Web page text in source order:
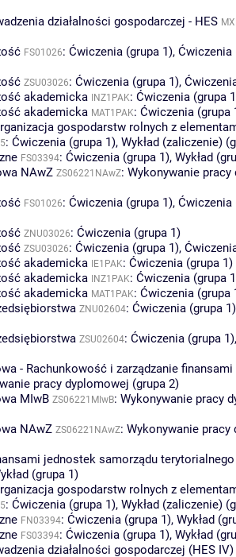
działalności gospodarczej - HES
FS01026: Ćwiczenia (grupa 1), Ćwiczenia
ZSU03026: Ćwiczenia (grupa 1),
akademicka INZ1PAK: Ćwiczenia (grupa
akademicka MAT1PAK: Ćwiczenia (grupa
gospodarstw rolnych z
: Ćwiczenia (grupa 1), Wykład (zaliczenie)
FS03394: Ćwiczenia (grupa 1), Wykład
NAwZ ZS06221NAwZ: Wykonywanie
FS01026: Ćwiczenia (grupa 1), Ćwiczenia
ZNU03026: Ćwiczenia (grupa 1)
ZSU03026: Ćwiczenia (grupa 1),
akademicka IE1PAK: Ćwiczenia (grupa 1)
akademicka INZ1PAK: Ćwiczenia (grupa
akademicka MAT1PAK: Ćwiczenia (grupa
ZNU02604: Ćwiczenia (grupa 1)
ZSU02604: Ćwiczenia (grupa 1)
- Rachunkowość i zarządzanie finansami
pracy dyplomowej (grupa 2)
MIwB ZS06221MIwB: Wykonywanie pracy
NAwZ ZS06221NAwZ: Wykonywanie pracy
jednostek samorządu terytorialnego
(grupa 1)
gospodarstw rolnych z
: Ćwiczenia (grupa 1), Wykład (zaliczenie)
FN03394: Ćwiczenia (grupa 1), Wykład
FS03394: Ćwiczenia (grupa 1), Wykład
działalności gospodarczej (HES IV)